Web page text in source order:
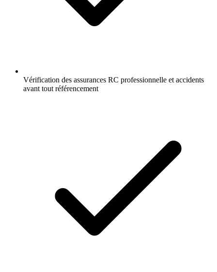
Vérification des assurances RC professionnelle et accidents
avant tout référencement